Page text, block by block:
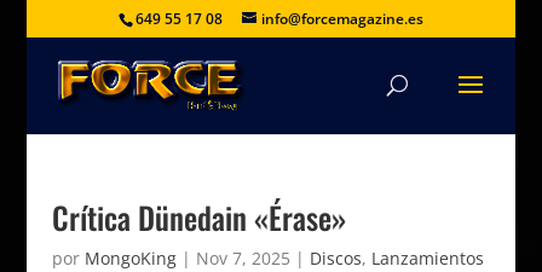
649 55 17 08 info@forcemagazine.es
Crítica Dünedain «Érase»
por MongoKing| Nov 7, 2025 | Discos, Lanzamientos